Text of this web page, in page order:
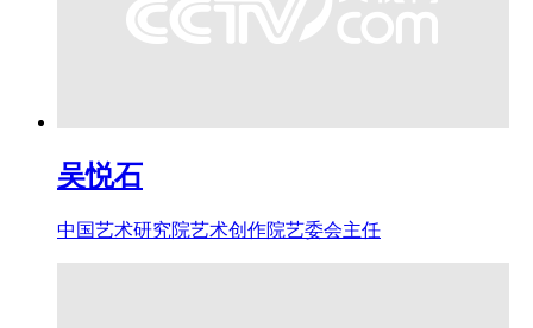
吴悦石
中国艺术研究院艺术创作院艺委会主任